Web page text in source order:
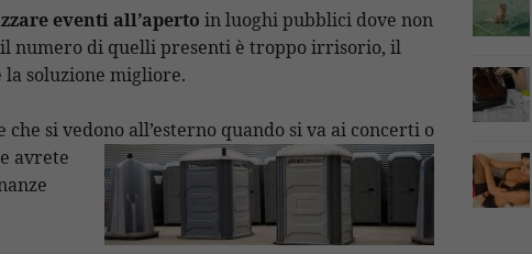
a
p
c
h
at
ai
l
ai
l
p
y
Li
n
k
n
di
di
eventi all’aperto in luoghi pubblici dove non
numero di quelli presenti è troppo irrisorio, il
la soluzione migliore.
si vedono all’esterno quando si va ai concerti o
avrete